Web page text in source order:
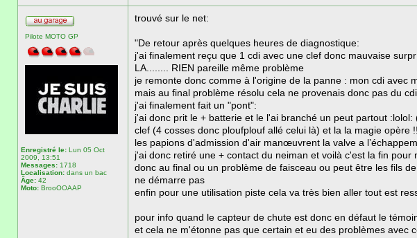
Pilote MOTO GP
Enregistré le: Lun 05 Oct
2009, 13:51
Messages: 1718
Localisation: dans un bac
Âge: 42
Moto: BrooOOAAP
trouvé sur le net:
"De retour après quelques heures de diagnostique:
j'ai finalement reçu que 1 cdi avec une clef donc mauvaise
LA........ RIEN pareille même problème
je remonte donc comme à l'origine de la panne : mon cdi avec
mais au final problème résolu cela ne provenais donc pas du
j'ai finalement fait un "pont":
j'ai donc prit le + batterie et le l'ai branché un peut partout
clef (4 cosses donc ploufplouf allé celui là) et la la magie opère
les papions d'admission d'air manœuvrent la valve a
j'ai donc retiré une + contact du neiman et voilà c'est la fin pour
donc au final ou un problème de faisceau ou peut être les fils
ne démarre pas
enfin pour une utilisation piste cela va très bien aller tout est
pour info quand le capteur de chute est donc en défaut le
et cela ne m'étonne pas que certain et eu des problèmes avec